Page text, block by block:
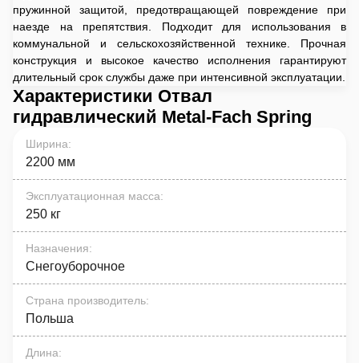
пружинной защитой, предотвращающей повреждение при
наезде на препятствия. Подходит для использования в
коммунальной и сельскохозяйственной технике. Прочная
конструкция и высокое качество исполнения гарантируют
длительный срок службы даже при интенсивной эксплуатации.
Характеристики Отвал
гидравлический Metal-Fach Spring
Ширина:
2200 мм
Эксплуатационная масса:
250 кг
Назначения:
Снегоуборочное
Страна производитель:
Польша
Длина: